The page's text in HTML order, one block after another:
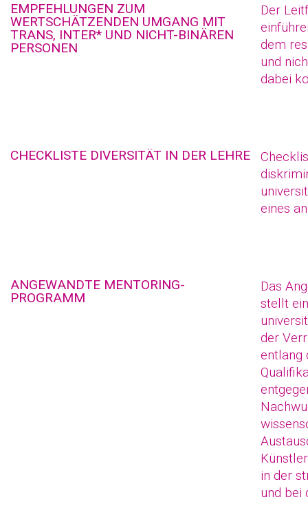
EMPFEHLUNGEN ZUM
WERTSCHÄTZENDEN UMGANG MIT
TRANS, INTER* UND NICHT-BINÄREN
PERSONEN
Der
dem
und
dabei
CHECKLISTE DIVERSITÄT IN DER LEHRE
eines
ANGEWANDTE MENTORING-
PROGRAMM
Das
stellt
der
entlang
in der
und bei